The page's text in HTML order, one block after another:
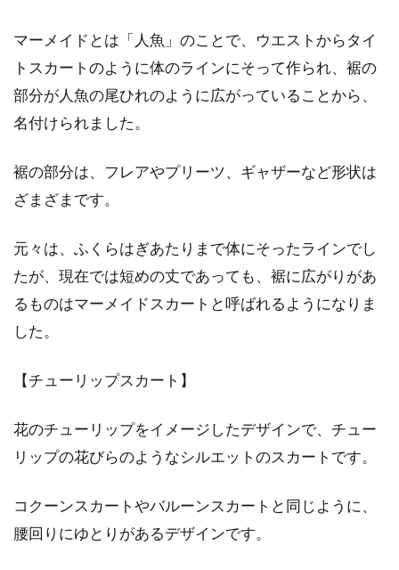
マーメイドとは「人魚」のことで、ウエストからタイ
トスカートのように体のラインにそって作られ、裾の
部分が人魚の尾ひれのように広がっていることから、
名付けられました。
裾の部分は、フレアやプリーツ、ギャザーなど形状は
ざまざまです。
元々は、ふくらはぎあたりまで体にそったラインでし
たが、現在では短めの丈であっても、裾に広がりがあ
るものはマーメイドスカートと呼ばれるようになりま
した。
【チューリップスカート】
花のチューリップをイメージしたデザインで、チュー
リップの花びらのようなシルエットのスカートです。
コクーンスカートやバルーンスカートと同じように、
腰回りにゆとりがあるデザインです。